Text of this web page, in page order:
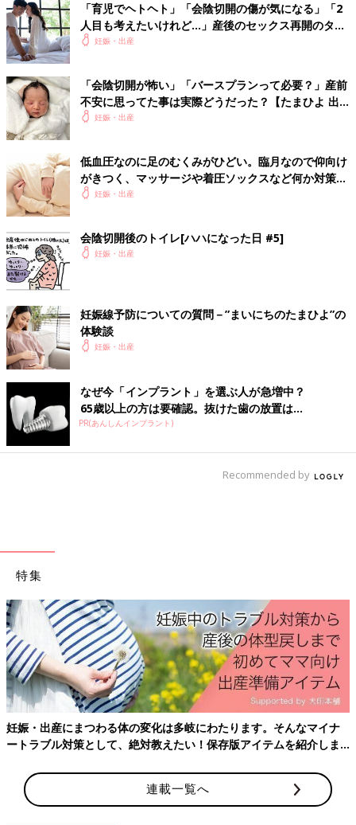
じゃなくて適当に気が向いたらって感じです😂ちゃんとや
った方がいいんだろうけど…笑 会陰マッサージは指導ない
のでしてません！ 自分で勝手にやって良いかも分からない
し、検索した事ないのでやり方すら分からないです🤷🏻‍♀️笑
💬 1 ♥ 1
ミ*****さん
にすこーしやるくらいです笑 会陰分かりにくくて中々手が
出しにくい気がします💦
ま*****さん
乳頭マッサージはしてます。 会陰切開が怖くて会陰マッサ
ージもオイル買って少しやってたんですが、、 産院で相談
したら、会陰切開したほうが治りが早いよーと看護師さんに
言われたので、やめてしまいました。産院に聞いてみると良
いかもです！
ミ*****さん
一応会陰切開したくないので 会陰マッサージを週2、会陰パ
ックを週1～2、乳頭マッサージを週2～3やってます🙆 オイ
ルがベタベタして気になるので、入浴時の最後にマッサージ
してまたポディーソープで洗い流してしまってます😂
💬 1♥1
ミ*****さん
ちゃんと行ってて偉いですね✨ オイル確かにベタっとき
て、せっかく塗ったのに落としたくなりますよね(＞＜)💦
「育児でヘトヘト」「会陰切開の傷が気になる」「2
人目も考えたいけれど…」産後のセックス再開のタイ
ミングは？
妊娠・出産
「会陰切開が怖い」「バースプランって必要？」産前
不安に思ってた事は実際どうだった？【たまひよ 出
産体験談】
妊娠・出産
低血圧なのに足のむくみがひどい。臨月なので仰向け
がきつく、マッサージや着圧ソックスなど何か対策さ
れている方いますか？－”まいにちのたまひよ”の体験
妊娠・出産
会陰切開後のトイレ[ハハになった日 #5]
妊娠・出産
妊娠線予防についての質問－”まいにちのたまひよ”の
体験談
妊娠・出産
なぜ今「インプラント」を選ぶ人が急増中？
65歳以上の方は要確認。抜けた歯の放置は...
PR(あんしんインプラント)
Recommended by
特集
妊娠・出産にまつわる体の変化は多岐にわたります。そんなマイナ
ートラブル対策として、絶対教えたい！保存版アイテムを紹介しま
連載一覧へ